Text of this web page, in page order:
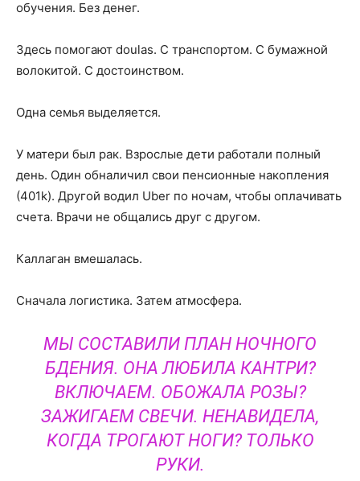
обучения. Без денег.
Здесь помогают doulas. С транспортом. С бумажной
волокитой. С достоинством.
Одна семья выделяется.
У матери был рак. Взрослые дети работали полный
день. Один обналичил свои пенсионные накопления
(401k). Другой водил Uber по ночам, чтобы оплачивать
счета. Врачи не общались друг с другом.
Каллаган вмешалась.
Сначала логистика. Затем атмосфера.
МЫ СОСТАВИЛИ ПЛАН НОЧНОГО
БДЕНИЯ. ОНА ЛЮБИЛА КАНТРИ?
ВКЛЮЧАЕМ. ОБОЖАЛА РОЗЫ?
ЗАЖИГАЕМ СВЕЧИ. НЕНАВИДЕЛА,
КОГДА ТРОГАЮТ НОГИ? ТОЛЬКО
РУКИ.